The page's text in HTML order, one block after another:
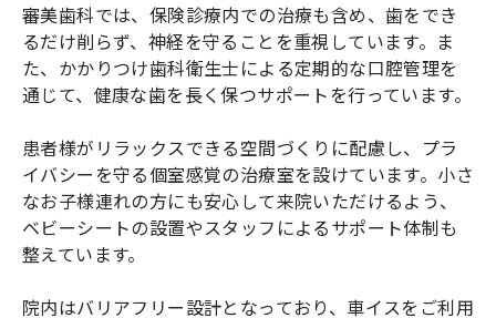
審美歯科では、保険診療内での治療も含め、歯をでき
るだけ削らず、神経を守ることを重視しています。ま
た、かかりつけ歯科衛生士による定期的な口腔管理を
通じて、健康な歯を長く保つサポートを行っています。
患者様がリラックスできる空間づくりに配慮し、プラ
イバシーを守る個室感覚の治療室を設けています。小さ
なお子様連れの方にも安心して来院いただけるよう、
ベビーシートの設置やスタッフによるサポート体制も
整えています。
院内はバリアフリー設計となっており、車イスをご利用